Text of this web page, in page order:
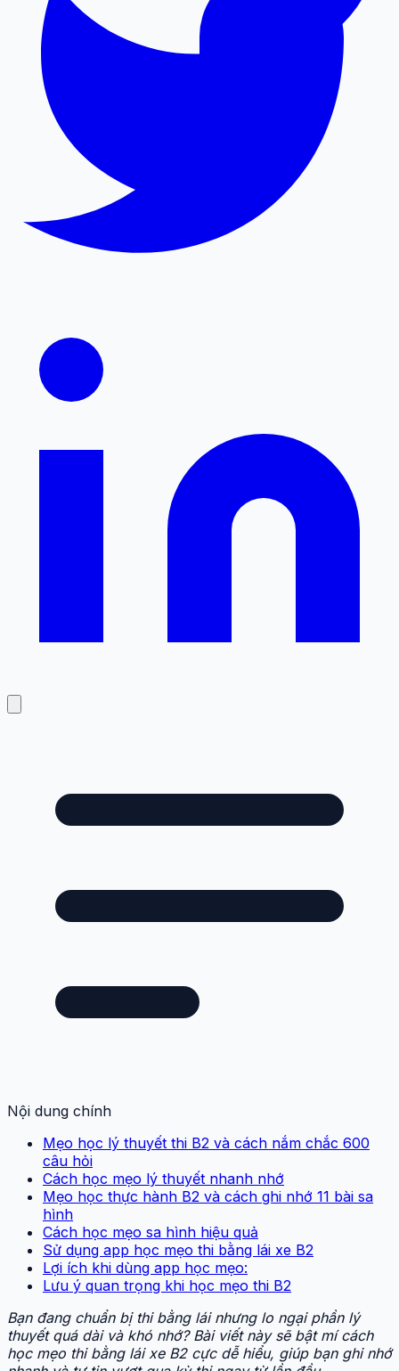
Nội dung chính
Mẹo học lý thuyết thi B2 và cách nắm chắc 600
câu hỏi
Cách học mẹo lý thuyết nhanh nhớ
Mẹo học thực hành B2 và cách ghi nhớ 11 bài sa
hình
Cách học mẹo sa hình hiệu quả
Sử dụng app học mẹo thi bằng lái xe B2
Lợi ích khi dùng app học mẹo:
Lưu ý quan trọng khi học mẹo thi B2
Bạn đang chuẩn bị thi bằng lái nhưng lo ngại phần lý
thuyết quá dài và khó nhớ? Bài viết này sẽ bật mí cách
học mẹo thi bằng lái xe B2 cực dễ hiểu, giúp bạn ghi nhớ